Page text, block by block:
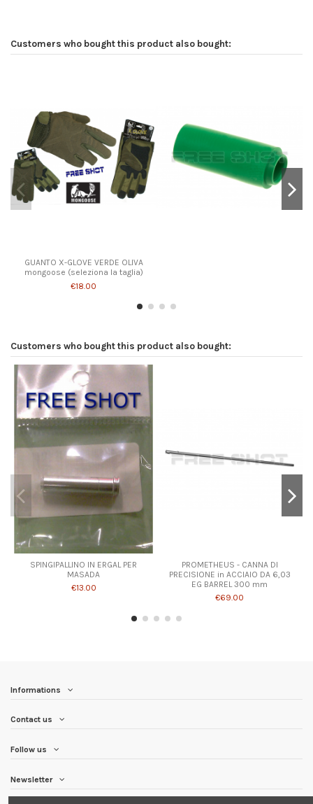
Customers who bought this product also bought:
GUANTO X-GLOVE VERDE OLIVA
mongoose (seleziona la taglia)
€18.00
Customers who bought this product also bought:
SPINGIPALLINO IN ERGAL PER
MASADA
€13.00
PROMETHEUS - CANNA DI
PRECISIONE in ACCIAIO DA 6,03
EG BARREL 300 mm
€69.00
Informations
Contact us
Follow us
Newsletter